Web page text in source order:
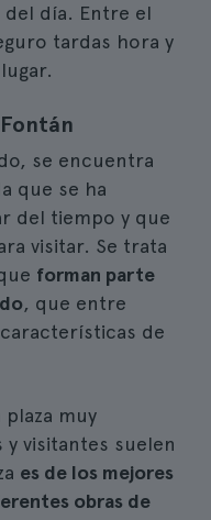
día. Entre el
tardas hora y
se encuentra
que se ha
del tiempo y que
visitar. Se trata
forman parte
, que entre
de
muy
visitantes suelen
es de los mejores
obras de